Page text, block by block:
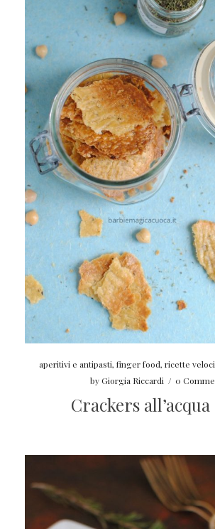
aperitivi e antipasti, finger food, ricette veloci
byGiorgia Riccardi / 0
Crackers all’acqua